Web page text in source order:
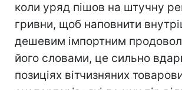
коли уряд пішов на штучну
гривни, щоб наповнити
дешевим імпортним
його словами, це сильно
позиціях вітчизняних